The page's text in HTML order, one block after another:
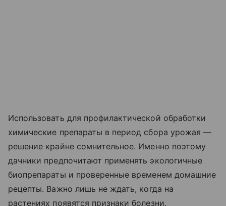
Использовать для профилактической обработки
химические препараты в период сбора урожая —
решение крайне сомнительное. Именно поэтому
дачники предпочитают применять экологичные
биопрепараты и проверенные временем домашние
рецепты. Важно лишь не ждать, когда на
растениях появятся признаки болезни.